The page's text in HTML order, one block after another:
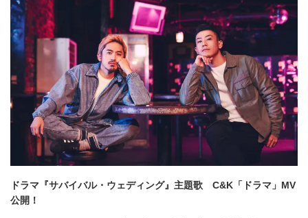
ドラマ『サバイバル・ウェディング』主題歌 C&K「ドラマ」MV
公開！